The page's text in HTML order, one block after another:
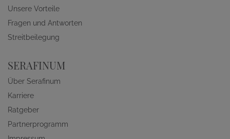
Unsere Vorteile
Fragen und Antworten
Streitbeilegung
SERAFINUM
Über Serafinum
Karriere
Ratgeber
Partnerprogramm